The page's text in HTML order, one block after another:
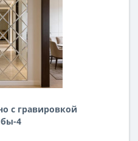
с гравировкой
4